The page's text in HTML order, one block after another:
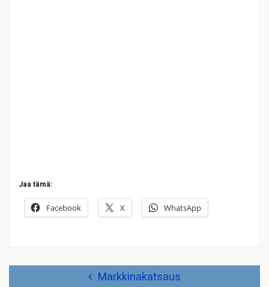
Jaa tämä:
Facebook X WhatsApp
Markkinakatsaus